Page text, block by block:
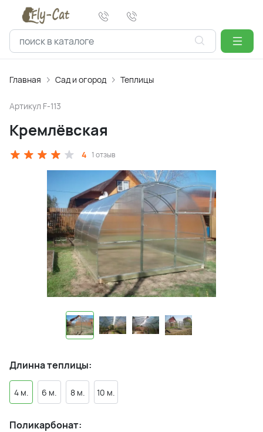
Главная Сад и огород Теплицы
Артикул F-113
Кремлёвская
4 1 отзыв
Длинна теплицы:
4 м. 6 м. 8 м. 10 м.
Поликарбонат: